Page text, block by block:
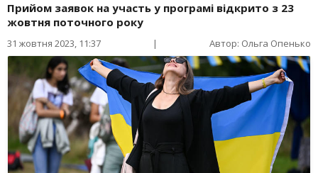
Прийом заявок на участь у програмі відкрито з 23
жовтня поточного року
31 жовтня 2023, 11:37 | Автор: Ольга Опенько